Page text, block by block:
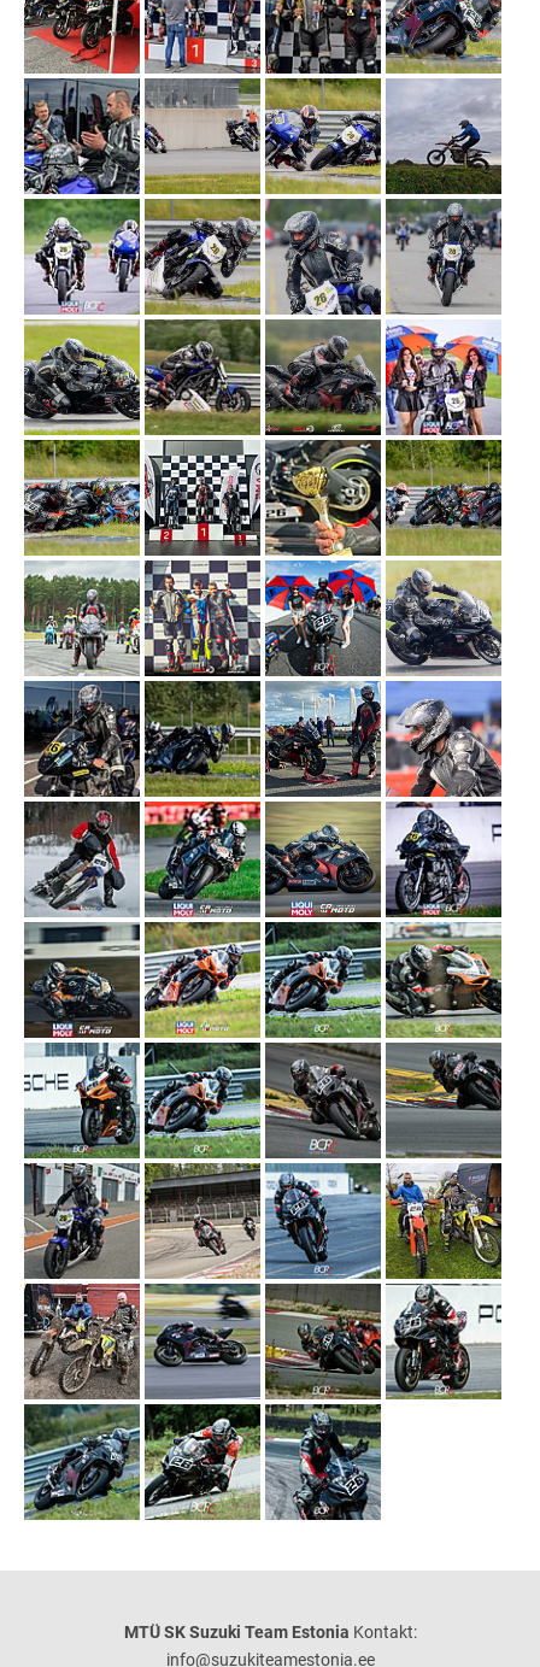
MTÜ SK Suzuki Team Estonia Kontakt:
info@suzukiteamestonia.ee